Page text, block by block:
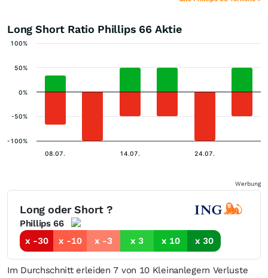
Long Short Ratio Phillips 66 Aktie
08.07. 14.07. 24.07.
-100%
-50%
0%
50%
100%
Werbung
Long oder Short ?
Phillips 66
x -30
x -10 x -3 x 3 x 10 x 30
Im Durchschnitt erleiden 7 von 10 Kleinanlegern Verluste